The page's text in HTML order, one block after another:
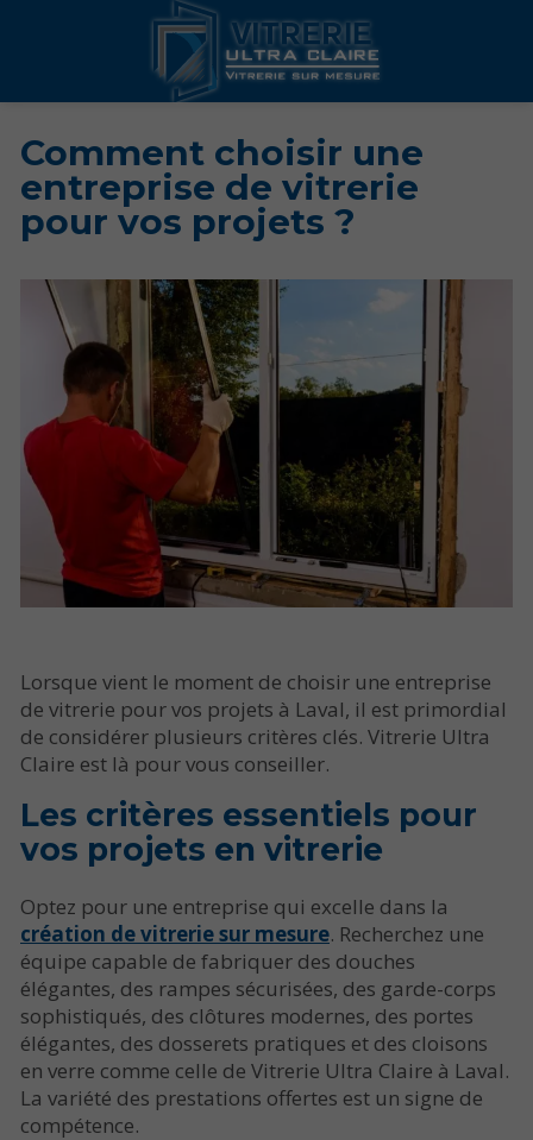
Comment choisir une
entreprise de vitrerie
pour vos projets ?
Lorsque vient le moment de choisir une entreprise
de vitrerie pour vos projets à Laval, il est primordial
de considérer plusieurs critères clés. Vitrerie Ultra
Claire est là pour vous conseiller.
Les critères essentiels pour
vos projets en vitrerie
Optez pour une entreprise qui excelle dans la
création de vitrerie sur mesure. Recherchez une
équipe capable de fabriquer des douches
élégantes, des rampes sécurisées, des garde-corps
sophistiqués, des clôtures modernes, des portes
élégantes, des dosserets pratiques et des cloisons
en verre comme celle de Vitrerie Ultra Claire à Laval.
La variété des prestations offertes est un signe de
compétence.